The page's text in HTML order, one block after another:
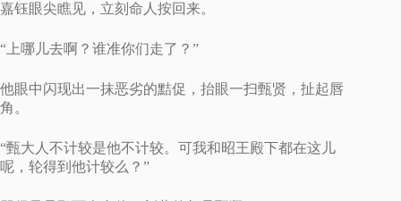
嘉钰眼尖瞧见，立刻命人按回来。
“上哪儿去啊？谁准你们走了？”
他眼中闪现出一抹恶劣的黠促，抬眼一扫甄贤，扯起唇
角。
“甄大人不计较是他不计较。可我和昭王殿下都在这儿
呢，轮得到他计较么？”